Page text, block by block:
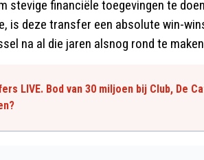
stevige financiële toegevingen te
is deze transfer een absolute win-
na al die jaren alsnog rond te
LIVE. Bod van 30 miljoen bij Club, De